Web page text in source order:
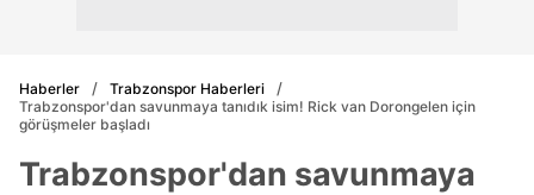
Haberler
Trabzonspor Haberleri
Trabzonspor'dan savunmaya tanıdık isim! Rick van Dorongelen için
görüşmeler başladı
Trabzonspor'dan savunmaya